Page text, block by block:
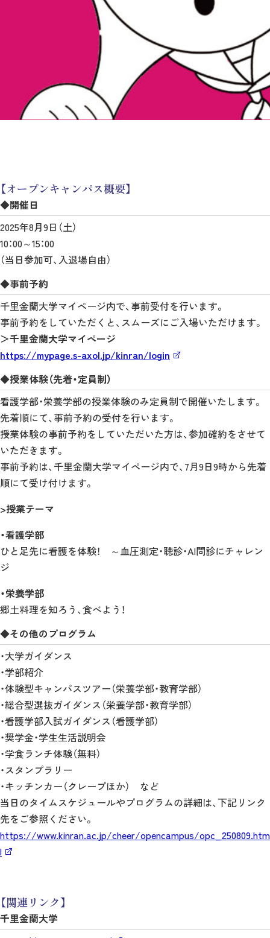
【オープンキャンパス概要】
◆開催日
2025年8月9日（土）
10：00～15：00
（当日参加可、入退場自由）
◆事前予約
千里金蘭大学マイページ内で、事前受付を行います。
事前予約をしていただくと、スムーズにご入場いただけます。
＞千里金蘭大学マイページ
https://mypage.s-axol.jp/kinran/login
◆授業体験（先着・定員制）
看護学部・栄養学部の授業体験のみ定員制で開催いたします。
先着順にて、事前予約の受付を行います。
授業体験の事前予約をしていただいた方は、参加確約をさせて
いただきます。
事前予約は、千里金蘭大学マイページ内で、7月9日9時から先着
順にて受け付けます。
>授業テーマ
・看護学部
ひと足先に看護を体験！ ～血圧測定・聴診・AI問診にチャレン
ジ
・栄養学部
郷土料理を知ろう、食べよう！
◆その他のプログラム
・大学ガイダンス
・学部紹介
・体験型キャンパスツアー（栄養学部・教育学部）
・総合型選抜ガイダンス（栄養学部・教育学部）
・看護学部入試ガイダンス（看護学部）
・奨学金・学生生活説明会
・学食ランチ体験（無料）
・スタンプラリー
・キッチンカー（クレープほか） など
当日のタイムスケジュールやプログラムの詳細は、下記リンク
先をご参照ください。
https://www.kinran.ac.jp/cheer/opencampus/opc_250809.htm
l
【関連リンク】
千里金蘭大学